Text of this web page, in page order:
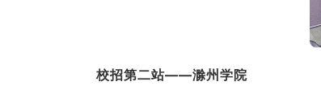
校招第二站——滁州学院